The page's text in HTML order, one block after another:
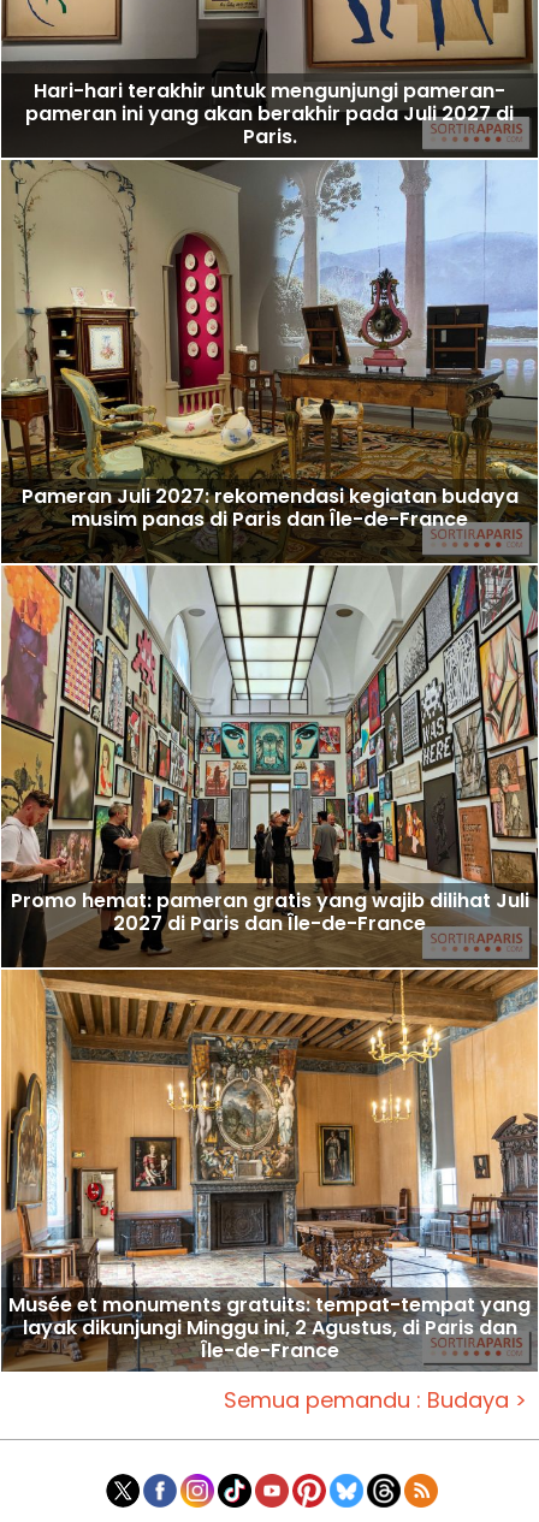
Hari-hari terakhir untuk mengunjungi pameran-
pameran ini yang akan berakhir pada Juli 2027 di
Paris.
Pameran Juli 2027: rekomendasi kegiatan budaya
musim panas di Paris dan Île-de-France
Promo hemat: pameran gratis yang wajib dilihat Juli
2027 di Paris dan Île-de-France
Musée et monuments gratuits: tempat-tempat yang
layak dikunjungi Minggu ini, 2 Agustus, di Paris dan
Île-de-France
Semua pemandu : Budaya >